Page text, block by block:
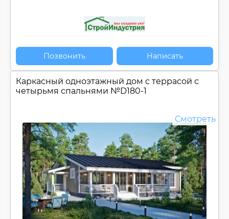
Позвонить Написать
Каркасный одноэтажный дом c террасой с
четырьмя спальнями №D180-1
Смотреть